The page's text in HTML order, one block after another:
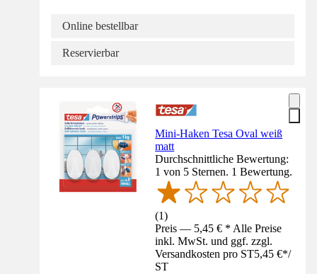
Online bestellbar
Reservierbar
Mini-Haken Tesa Oval weiß
matt
Durchschnittliche Bewertung:
1 von 5 Sternen. 1 Bewertung.
(1)
Preis — 5,45 € * Alle Preise
inkl. MwSt. und ggf. zzgl.
Versandkosten pro ST5,45 €*/
ST